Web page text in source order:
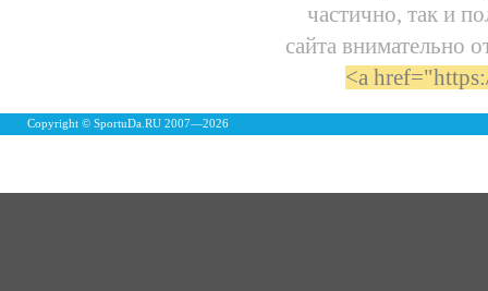
частично, так и
сайта внимательно
<a
Copyright © SportuDa.RU 2007—2026